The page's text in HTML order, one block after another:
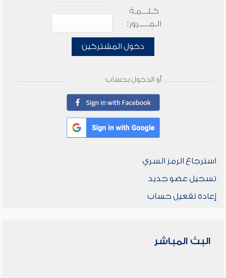
كـلـــمـة
الـمـــــرور:
دخول المشتركين
أو الدخول بحساب
استرجاع الرمز السري
تسجيل عضو جديد
إعادة تفعيل حساب
البث المباشر